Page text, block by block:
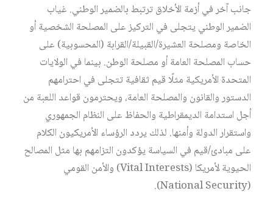
جانب آخر في أزمة الأخلاق ترتبط بالضمير الوطني. غياب
الضمير الوطني يتجلى في التركيز على المصلحة الشخصية أو
الخاصة ومصلحة العشيرة/القبيلة/القرابة (المحسوبية) على
حساب المصلحة العامة أو مصلحة الوطن. بينما في الولايات
المتحدة الأمريكية مثلًا قيم ثقافية تتجلى في احترامهم
الدستور والقانون والمصلحة العامة، ويحترمون قواعد اللعبة من
أجل استدامة الديمقراطية والحفاظ على النظام الجمهوري
واستقرار الدولة وأمنها. لذلك يردد الرؤساء الأمريكيون الكلام
على مبادئ/قيم في السياسة يؤكدون التزامهم بها مثل المصالح
الحيوية لأمريكا (Vital Interests) والأمن القومي
(National Security).